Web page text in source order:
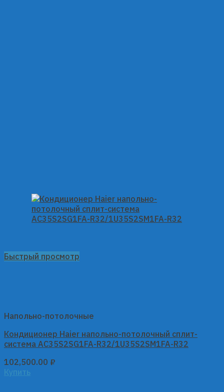
Быстрый просмотр
Напольно-потолочные
Кондиционер Haier напольно-потолочный сплит-
система AC35S2SG1FA-R32/1U35S2SM1FA-R32
102,500.00 ₽
Купить